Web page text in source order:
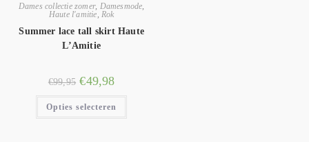
Dames collectie zomer, Damesmode
Haute l'amitie Rok
Summer lace tall skirt Haute
L’Amitie
€99,95 €49,98
Opties selecteren